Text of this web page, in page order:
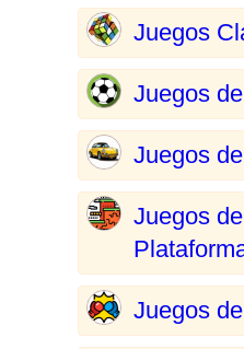
Juegos
Juegos
Juegos
Juegos de
Juegos